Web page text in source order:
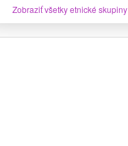
Zobraziť všetky etnické skupiny